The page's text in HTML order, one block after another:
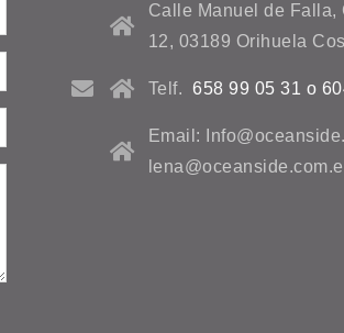
Calle Manuel de Falla,
12, 03189 Orihuela
Telf. 658 99 05 31 o
Email: